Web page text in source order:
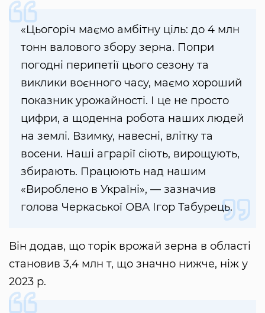
«Цьогоріч маємо амбітну ціль: до 4 млн
тонн валового збору зерна. Попри
погодні перипетії цього сезону та
виклики воєнного часу, маємо хороший
показник урожайності. І це не просто
цифри, а щоденна робота наших людей
на землі. Взимку, навесні, влітку та
восени. Наші аграрії сіють, вирощують,
збирають. Працюють над нашим
«Вироблено в Україні», — зазначив
голова Черкаської ОВА Ігор Табурець.
Він додав, що торік врожай зерна в області
становив 3,4 млн т, що значно нижче, ніж у
2023 р.